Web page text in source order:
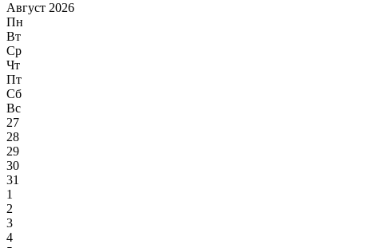
Август 2026
Пн
Вт
Ср
Чт
Пт
Сб
Вс
27
28
29
30
31
1
2
3
4